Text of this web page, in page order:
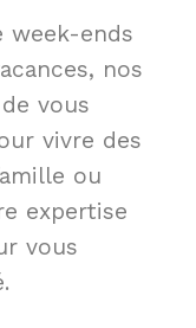
week-ends
nos
vous
vivre des
ou
expertise
vous